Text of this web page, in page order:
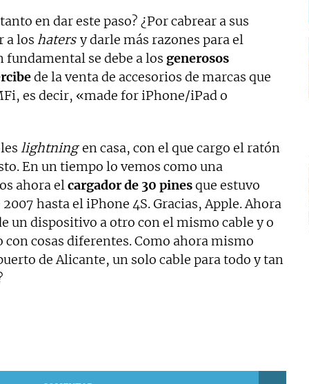
en dar este paso? ¿Por cabrear a sus
a los haters y darle más razones para el
se debe a los generosos
de la venta de accesorios de marcas que
es decir, «made for iPhone/iPad o
lightningen casa, con el que cargo el ratón
En un tiempo lo vemos como una
ahora elcargador de 30 pinesque estuvo
hasta el iPhone 4S. Gracias, Apple. Ahora
un dispositivo a otro con el mismo cable y o
cosas diferentes. Como ahora mismo
de Alicante, un solo cable para todo y tan